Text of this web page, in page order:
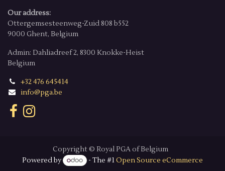
Our address:
Ottergemsesteenweg-Zuid 808 b552
9000 Ghent, Belgium
Admin: Dahliadreef 2, 8300 Knokke-Heist
Belgium
+32 476 645414
info@pga.be
Copyright © Royal PGA of Belgium
Powered by
- The #1Open Source eCommerce